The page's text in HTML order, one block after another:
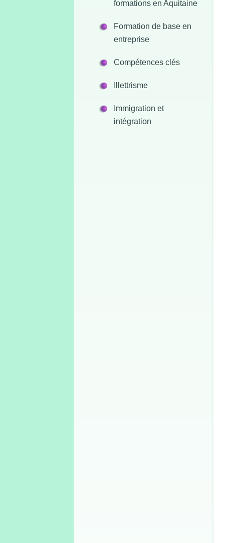
formations en Aquitaine
Formation de base en
entreprise
Compétences clés
Illettrisme
Immigration et
intégration